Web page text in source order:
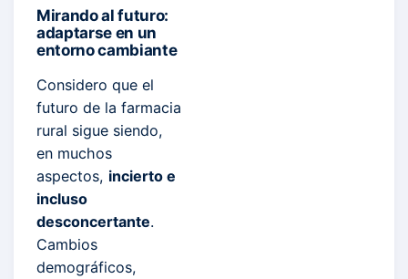
Mirando al futuro:
adaptarse en un
entorno cambiante
Considero que el
futuro de la farmacia
rural sigue siendo,
en muchos
aspectos, incierto e
incluso
desconcertante.
Cambios
demográficos,